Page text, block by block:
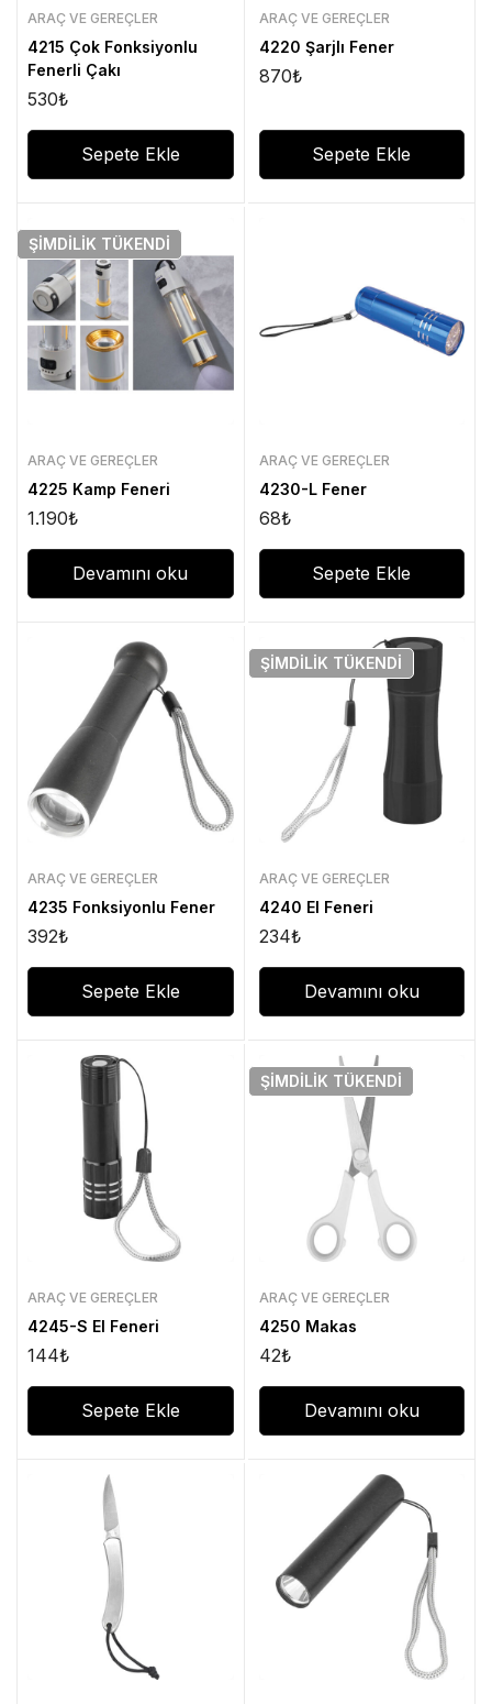
ARAÇ VE GEREÇLER
4215 Çok Fonksiyonlu
Fenerli Çakı
530₺
Sepete Ekle
ARAÇ VE GEREÇLER
4220 Şarjlı Fener
870₺
Sepete Ekle
ŞIMDILIK TÜKENDI
ARAÇ VE GEREÇLER
4225 Kamp Feneri
1.190₺
Devamını oku
ARAÇ VE GEREÇLER
4230-L Fener
68₺
Sepete Ekle
ARAÇ VE GEREÇLER
4235 Fonksiyonlu Fener
392₺
Sepete Ekle
ŞIMDILIK TÜKENDI
ARAÇ VE GEREÇLER
4240 El Feneri
234₺
Devamını oku
ARAÇ VE GEREÇLER
4245-S El Feneri
144₺
Sepete Ekle
ŞIMDILIK TÜKENDI
ARAÇ VE GEREÇLER
4250 Makas
42₺
Devamını oku